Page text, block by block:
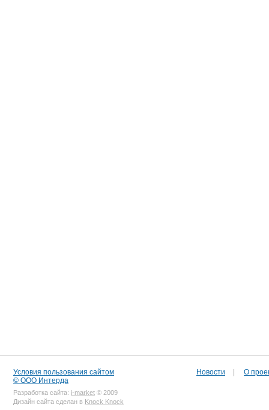
Условия пользования сайтом
© ООО Интерда
Разработка сайта: i-market © 2009
Дизайн сайта сделан в Knock Knock
Новости О